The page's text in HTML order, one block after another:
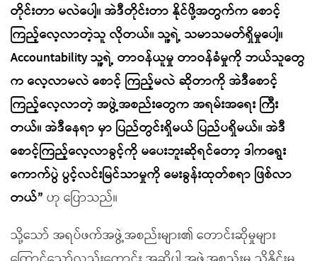
တိုင်းတာ မလဲပေါ့။ အဲဒီတိုင်းတာ နိုင်ဖို့အတွက်က စောင့်
ကြည့်လေ့လာတဲ့သူ လိုတယ်။ သူ့ရဲ့ သမာသမတ်ရှိမှုပေါ့။
Accountability သူ့ရဲ့ တာဝန်ယူမှု တာဝန်ခံမှုကို ဘယ်သူတွေ
က လေ့လာမလဲ စောင့် ကြည့်မလဲ ဆိုတာကို အဲဒီစောင့်
ကြည့်လေ့လာတဲ့ အဖွဲ့အစည်းတွေက အရမ်းအရေး ကြီး
တယ်။ အဲဒီနေရာ မှာ ပြည်တွင်းရှိမယ် ပြည်ပရှိမယ်။ အဲဒီ
စောင့်ကြည့်လေ့လာခွင့်ကို မပေးဘူးဆိုရင်တော့ ဒါကရွေး
ကောက်ပွဲ ပွင့်လင်းမြင်သာမှုကို မေးခွန်းထုတ်စရာ ဖြစ်လာ
တယ်” ဟု ပြောသည်။
သို့သော် အရပ်ဖက်အဖွဲ့အစည်းများ၏ တောင်းဆိုမှုများ